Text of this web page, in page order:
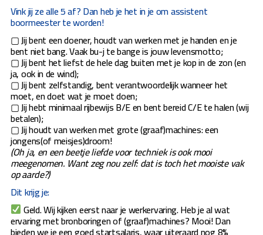
Vink jij ze alle 5 af? Dan heb je het in je om assistent
boormeester te worden!
▢ Jij bent een doener, houdt van werken met je handen en je
bent niet bang. Vaak bu-j te bange is jouw levensmotto;
▢ Jij bent het liefst de hele dag buiten met je kop in de zon (en
ja, ook in de wind);
▢ Jij bent zelfstandig, bent verantwoordelijk wanneer het
moet, en doet wat je moet doen;
▢ Jij hebt minimaal rijbewijs B/E en bent bereid C/E te halen (wij
betalen);
▢ Jij houdt van werken met grote (graaf)machines: een
jongens(of meisjes)droom!
(Oh ja, en een beetje liefde voor techniek is ook mooi
meegenomen. Want zeg nou zelf: dat is toch het mooiste vak
op aarde?)
Dit krijg je:
Geld. Wij kijken eerst naar je werkervaring. Heb je al wat
ervaring met bronboringen of (graaf)machines? Mooi! Dan